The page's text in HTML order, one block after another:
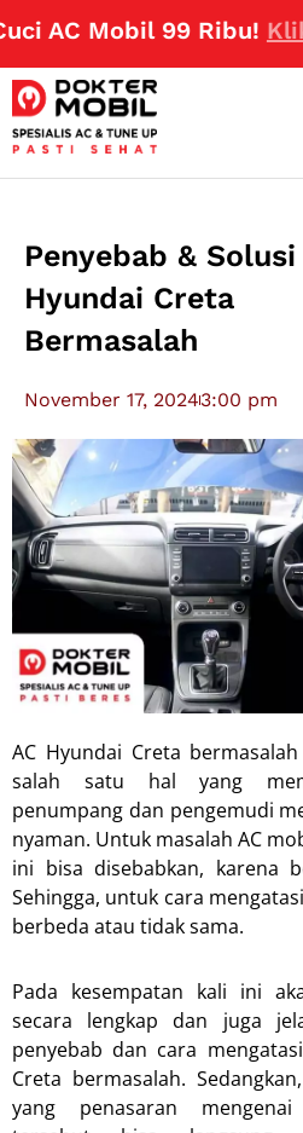
Mobil 99 Ribu!Klik
Penyebab & Solusi
Hyundai Creta
Bermasalah
November 17, 20243:00 pm
AC Hyundai Creta
salah satu hal yang
penumpang dan pengemudi
nyaman. Untuk masalah AC
ini bisa disebabkan, karena
Sehingga, untuk cara
berbeda atau tidak sama.
Pada kesempatan kali ini
secara lengkap dan juga
penyebab dan cara
Creta bermasalah.
yang penasaran